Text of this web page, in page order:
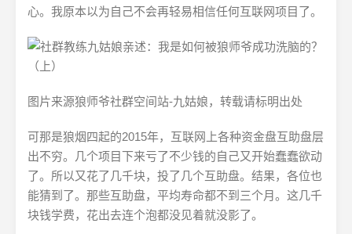
心。我原本以为自己不会再轻易相信任何互联网项目了。
图片来源狼师爷社群空间站-九姑娘，转载请标明出处
可那是狼烟四起的2015年，互联网上各种资金盘互助盘层
出不穷。几个项目下来亏了不少钱的自己又开始蠢蠢欲动
了。所以又花了几千块，投了几个互助盘。结果，各位也
能猜到了。那些互助盘，平均寿命都不到三个月。这几千
块钱学费，花出去连个泡都没见着就没影了。